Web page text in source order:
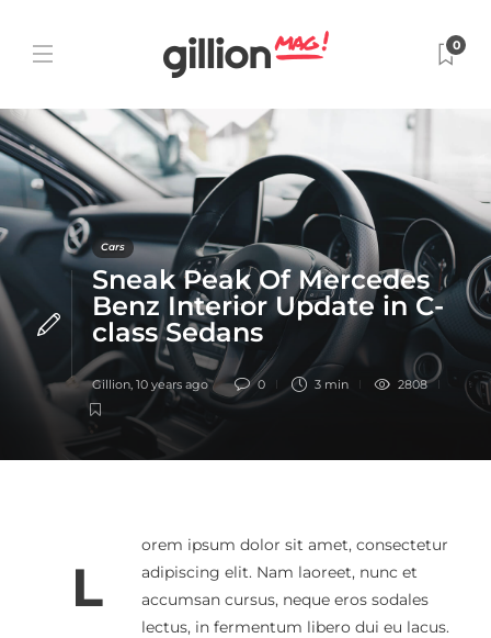
0
Cars
Sneak Peak Of Mercedes
Benz Interior Update in C-
class Sedans
Gillion, 10 years ago 0 3 min 2808
L
orem ipsum dolor sit amet, consectetur
adipiscing elit. Nam laoreet, nunc et
accumsan cursus, neque eros sodales
lectus, in fermentum libero dui eu lacus.